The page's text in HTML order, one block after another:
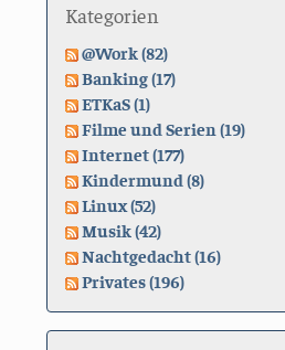
Kategorien
@Work (82)
Banking (17)
ETKaS (1)
Filme und Serien (19)
Internet (177)
Kindermund (8)
Linux (52)
Musik (42)
Nachtgedacht (16)
Privates (196)